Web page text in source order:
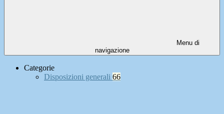
Menu di
navigazione
Categorie
Disposizioni generali 66